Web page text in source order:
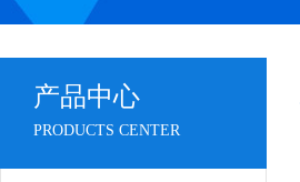
产品中心
PRODUCTS CENTER